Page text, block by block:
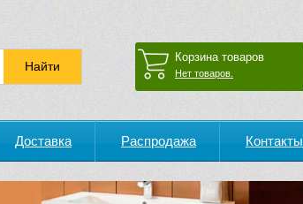
Корзина товаров
Нет товаров.
Доставка Распродажа Контакты